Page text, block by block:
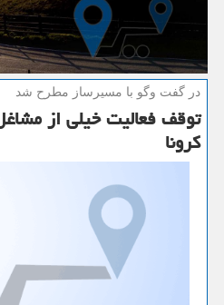
در گفت وگو با مسیرساز مطرح شد
توقف فعالیت خیلی از
كرونا